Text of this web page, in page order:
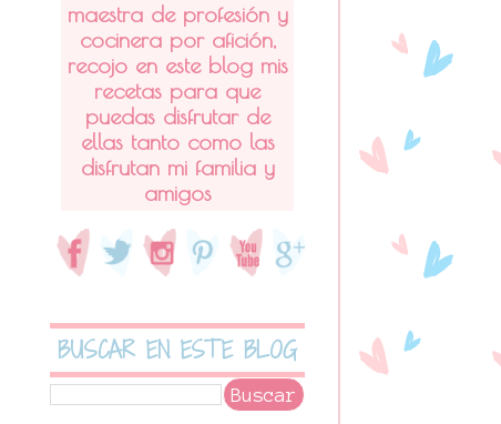
maestra de profesión y
cocinera por afición,
recojo en este blog mis
recetas para que
puedas disfrutar de
ellas tanto como las
disfrutan mi familia y
amigos
BUSCAR EN ESTE BLOG